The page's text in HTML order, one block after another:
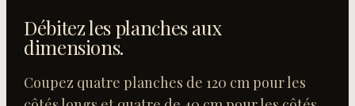
Débitez les planches aux
dimensions.
Coupez quatre planches de 120 cm pour les